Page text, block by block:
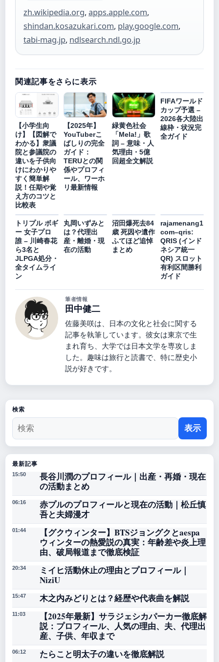
zh.wikipedia.org, apps.apple.com,
shindan.kosazukari.com, play.google.com,
tabi-mag.jp, ndlsearch.ndl.go.jp
関連記事をさらに表示
【小学生向
け】【図解で
わかる】衆議
院と参議院の
違いを子供向
けにわかりや
すく簡単解
説！任期や覚
え方のコツと
比較表
【2025年】
YouTuberこ
ばしりの完全
ガイド：
TERUとの関
係やプロフィ
ール、ワーホ
リ最新情報
緑黄色社会
「Mela!」歌
詞 – 意味・人
気理由・5億
回超全文解説
FIFAワールド
カップ予選 –
2026各大陸出
線枠・状況完
全ガイド
トリプル ボギ
ー 女子プロ
誰 – 川崎春花
ら3名と
JLPGA処分・
全タイムライ
ン
丸岡いずみと
は？代理出
産・離婚・現
在の活動
沼田爆死去84
歳 死因や遺作
ふてほど追悼
まとめ
rajamenang1
com–qris:
QRIS (インド
ネシア統一
QR) スロット
有利区間勝利
ガイド
筆者情報
田中健二
佐藤美咲は、日本の文化と社会に関する
記事を執筆しています。彼女は東京で生
まれ育ち、大学では日本文学を専攻しま
した。趣味は旅行と読書で、特に歴史小
説が好きです。
検索
表示
最新記事
15:50
長谷川潤のプロフィール｜出産・再婚・現在
の活動まとめ
06:16
赤プルのプロフィールと現在の活動｜松丘慎
吾と夫婦漫才
01:44
【グクウィンター】BTSジョングクとaespa
ウィンターの熱愛説の真実：年齢差や炎上理
由、破局報道まで徹底検証
20:34
ミイヒ活動休止の理由とプロフィール｜
NiziU
15:47 木之内みどりとは？経歴や代表曲を解説
11:03
【2025年最新】サラジェシカパーカー徹底解
説：プロフィール、人気の理由、夫、代理出
産、子供、年収まで
06:12 たらこと明太子の違いを徹底解説